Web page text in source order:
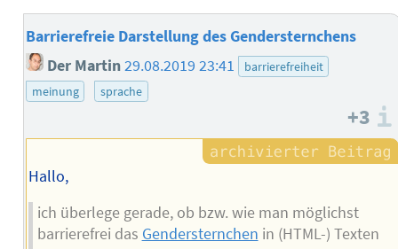
Barrierefreie Darstellung des Gendersternchens
Der Martin29.08.2019 23:41
barrierefreiheit
meinung
sprache
+3
Hallo,
ich überlege gerade, ob bzw. wie man möglichst
barrierefrei das Gendersternchen in (HTML-) Texten